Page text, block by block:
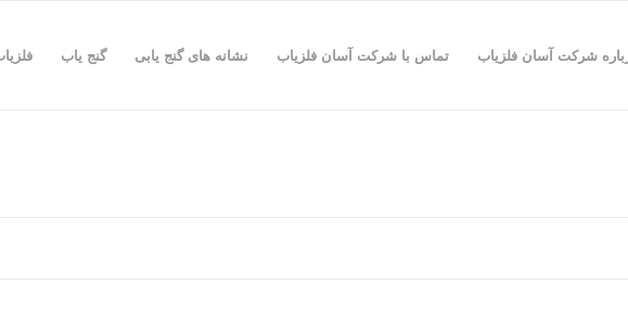
شرکت آسان فلزیاب تماس با شرکت آسان فلزیاب نشانه های گنج یابی گنج یاب